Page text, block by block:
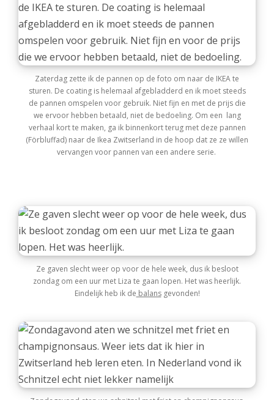
Zaterdag zette ik de pannen op de foto om naar de IKEA te
sturen. De coating is helemaal afgebladderd en ik moet steeds
de pannen omspelen voor gebruik. Niet fijn en met de prijs die
we ervoor hebben betaald, niet de bedoeling. Om een lang
verhaal kort te maken, ga ik binnenkort terug met deze pannen
(Förbluffad) naar de Ikea Zwitserland in de hoop dat ze ze willen
vervangen voor pannen van een andere serie.
Ze gaven slecht weer op voor de hele week, dus ik besloot
zondag om een uur met Liza te gaan lopen. Het was heerlijk.
Eindelijk heb ik de balansgevonden!